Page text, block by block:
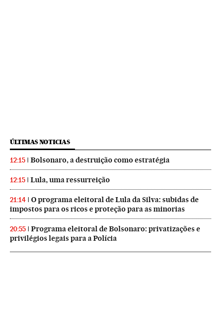
ÚLTIMAS NOTICIAS
12:15 Bolsonaro, a destruição como estratégia
12:15 Lula, uma ressurreição
21:14
O programa eleitoral de Lula da Silva: subidas de
impostos para os ricos e proteção para as minorias
20:55
Programa eleitoral de Bolsonaro: privatizações e
privilégios legais para a Polícia